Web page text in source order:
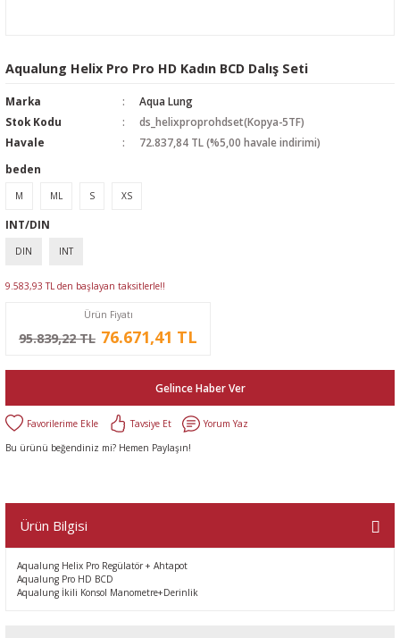
Aqualung Helix Pro Pro HD Kadın BCD Dalış Seti
Marka
Aqua Lung
Stok Kodu
ds_helixproprohdset(Kopya-5TF)
Havale
72.837,84 TL (%5,00 havale indirimi)
beden
M ML S XS
INT/DIN
DIN INT
9.583,93 TL den başlayan taksitlerle!!
Ürün Fiyatı
95.839,22 TL 76.671,41 TL
Gelince Haber Ver
Tavsiye Et
Yorum Yaz
Bu ürünü beğendiniz mi? Hemen Paylaşın!
Ürün Bilgisi
Aqualung Helix Pro Regülatör + Ahtapot
Aqualung Pro HD BCD
Aqualung İkili Konsol Manometre+Derinlik